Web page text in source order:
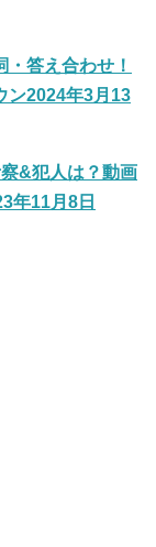
・答え合わせ！
ン2024年3月13
&犯人は？動画
年11月8日